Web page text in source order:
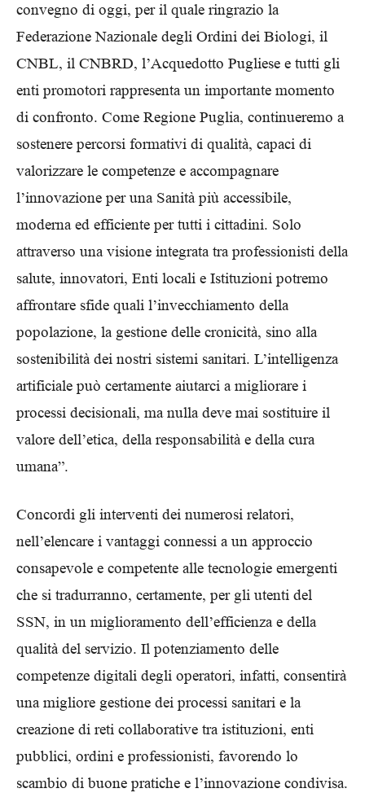
convegno di oggi, per il quale ringrazio la
Federazione Nazionale degli Ordini dei Biologi, il
CNBL, il CNBRD, l’Acquedotto Pugliese e tutti gli
enti promotori rappresenta un importante momento
di confronto. Come Regione Puglia, continueremo a
sostenere percorsi formativi di qualità, capaci di
valorizzare le competenze e accompagnare
l’innovazione per una Sanità più accessibile,
moderna ed efficiente per tutti i cittadini. Solo
attraverso una visione integrata tra professionisti della
salute, innovatori, Enti locali e Istituzioni potremo
affrontare sfide quali l’invecchiamento della
popolazione, la gestione delle cronicità, sino alla
sostenibilità dei nostri sistemi sanitari. L’intelligenza
artificiale può certamente aiutarci a migliorare i
processi decisionali, ma nulla deve mai sostituire il
valore dell’etica, della responsabilità e della cura
umana”.
Concordi gli interventi dei numerosi relatori,
nell’elencare i vantaggi connessi a un approccio
consapevole e competente alle tecnologie emergenti
che si tradurranno, certamente, per gli utenti del
SSN, in un miglioramento dell’efficienza e della
qualità del servizio. Il potenziamento delle
competenze digitali degli operatori, infatti, consentirà
una migliore gestione dei processi sanitari e la
creazione di reti collaborative tra istituzioni, enti
pubblici, ordini e professionisti, favorendo lo
scambio di buone pratiche e l’innovazione condivisa.